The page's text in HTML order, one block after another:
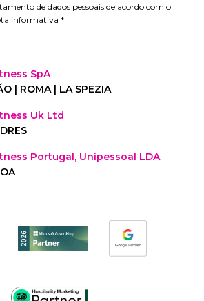
de dados pessoais de acordo com o
informativa *
SpA
| ROMA | LA SPEZIA
Uk Ltd
Portugal, Unipessoal LDA